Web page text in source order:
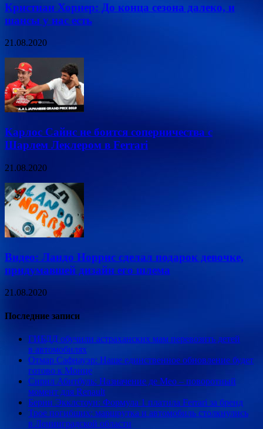
Кристиан Хорнер: До конца сезона далеко, и
шансы у нас есть
21.08.2020
Карлос Сайнс не боится соперничества с
Шарлем Леклером в Ferrari
21.08.2020
Видео: Ландо Норрис сделал подарок девочке,
придумавшей дизайн его шлема
21.08.2020
Последние записи
ГИБДД обучили астраханских мам перевозить детей
в автомобилях
Отмар Сафнауэр: Наше единственное обновление будет
готово к Монце
Сирил Абитбуль: Назначение де Мео – поворотный
момент для Renault
Берни Экклстоун: Формула 1 платила Ferrari за бренд
Трое погибших: маршрутка и автомобиль столкнулись
в Ленинградской области